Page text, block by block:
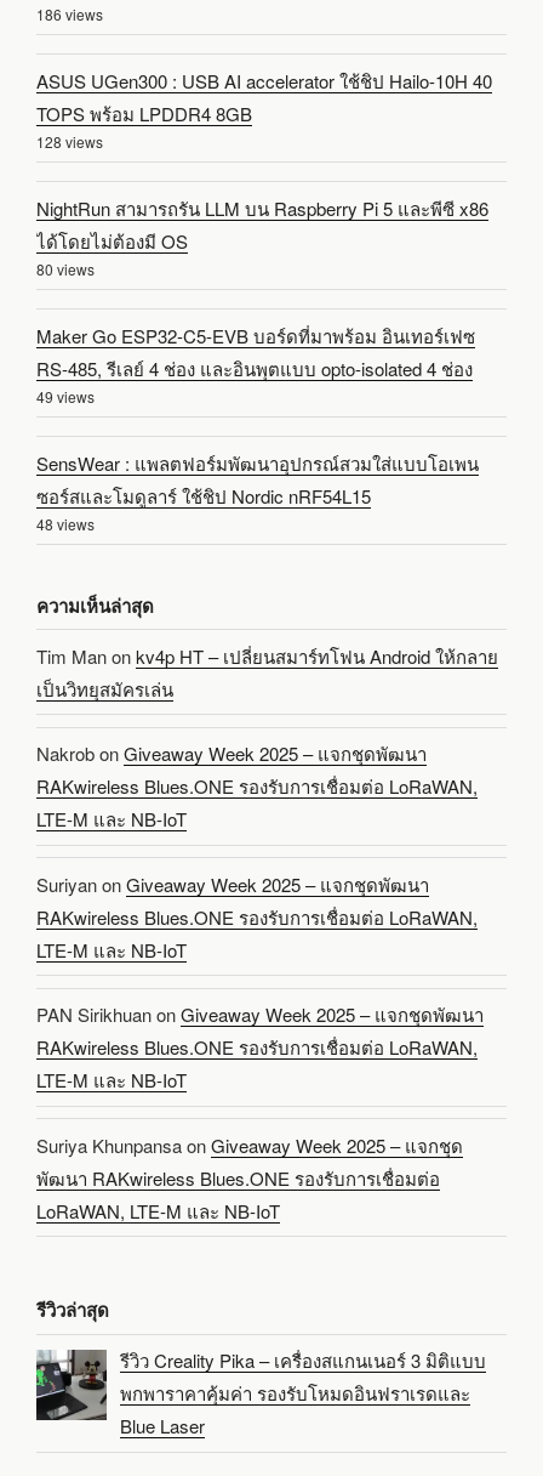
186 views
ASUS UGen300 : USB AI accelerator ใช้ชิป Hailo-10H 40
TOPS พร้อม LPDDR4 8GB
128 views
NightRun สามารถรัน LLM บน Raspberry Pi 5 และพีซี x86
ได้โดยไม่ต้องมี OS
80 views
Maker Go ESP32-C5-EVB บอร์ดที่มาพร้อม อินเทอร์เฟซ
RS-485, รีเลย์ 4 ช่อง และอินพุตแบบ opto-isolated 4 ช่อง
49 views
SensWear : แพลตฟอร์มพัฒนาอุปกรณ์สวมใส่แบบโอเพน
ซอร์สและโมดูลาร์ ใช้ชิป Nordic nRF54L15
48 views
ความเห็นล่าสุด
Tim Manonkv4p HT – เปลี่ยนสมาร์ทโฟน Android ให้กลาย
เป็นวิทยุสมัครเล่น
NakrobonGiveaway Week 2025 – แจกชุดพัฒนา
RAKwireless Blues.ONE รองรับการเชื่อมต่อ LoRaWAN,
LTE-M และ NB-IoT
SuriyanonGiveaway Week 2025 – แจกชุดพัฒนา
RAKwireless Blues.ONE รองรับการเชื่อมต่อ LoRaWAN,
LTE-M และ NB-IoT
PAN SirikhuanonGiveaway Week 2025 – แจกชุดพัฒนา
RAKwireless Blues.ONE รองรับการเชื่อมต่อ LoRaWAN,
LTE-M และ NB-IoT
Suriya KhunpansaonGiveaway Week 2025 – แจกชุด
พัฒนา RAKwireless Blues.ONE รองรับการเชื่อมต่อ
LoRaWAN, LTE-M และ NB-IoT
รีวิวล่าสุด
รีวิว Creality Pika – เครื่องสแกนเนอร์ 3 มิติแบบ
พกพาราคาคุ้มค่า รองรับโหมดอินฟราเรดและ
Blue Laser